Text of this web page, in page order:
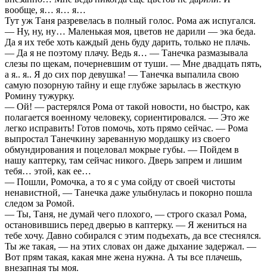
вообще, я… я… я…
Тут уж Таня разревелась в полный голос. Рома аж испугался.
— Ну, ну, ну… Маленькая моя, цветов не дарили — эка беда.
Да я их тебе хоть каждый день буду дарить, только не плачь.
— Да я не поэтому плачу. Ведь я… — Танечка размазывала
слезы по щекам, почерневшим от туши. — Мне двадцать пять,
а я.. я.. Я до сих пор девушка! — Танечка выпалила свою
самую позорную тайну и еще глубже зарылась в жесткую
Ромину тужурку.
— Ой! — растерялся Рома от такой новости, но быстро, как
полагается военному человеку, сориентировался. — Это же
легко исправить! Готов помочь, хоть прямо сейчас. — Рома
выпростал Танечкину зареванную мордашку из своего
обмундирования и поцеловал мокрые губы. — Пойдем в
нашу каптерку, там сейчас никого. Дверь запрем и лишим
тебя… этой, как ее…
— Пошли, Ромочка, а то я с ума сойду от своей чистоты
ненавистной, — Танечка даже улыбнулась и покорно пошла
следом за Ромой.
— Ты, Таня, не думай чего плохого, — строго сказал Рома,
остановившись перед дверью в каптерку. — Я жениться на
тебе хочу. Давно собирался с этим подъехать, да все стеснялся.
Ты же такая, — на этих словах он даже дыхание задержал. —
Вот прям такая, какая мне жена нужна. А ты все плачешь,
внезапная ты моя.